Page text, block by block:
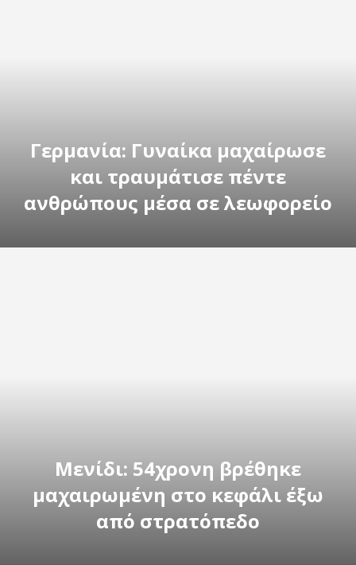
Γερμανία: Γυναίκα μαχαίρωσε
και τραυμάτισε πέντε
ανθρώπους μέσα σε λεωφορείο
Μενίδι: 54χρονη βρέθηκε
μαχαιρωμένη στο κεφάλι έξω
από στρατόπεδο